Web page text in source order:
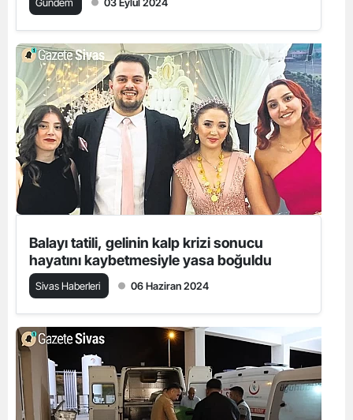
Balayı tatili, gelinin kalp krizi sonucu
hayatını kaybetmesiyle yasa boğuldu
Sivas Haberleri 06 Haziran 2024